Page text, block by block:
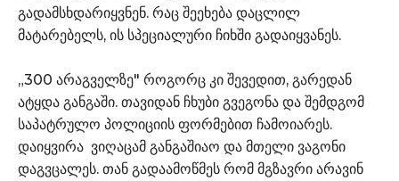
გადამსხდარიყვნენ. რაც შეეხება დაცლილ
მატარებელს, ის სპეციალური ჩიხში გადაიყვანეს.
„300 არაგველზე" როგორც კი შევედით, გარედან
ატყდა განგაში. თავიდან ჩხუბი გვეგონა და შემდგომ
საპატრულო პოლიციის ფორმებით ჩამოიარეს.
დაიყვირა ვიღაცამ განგაშიაო და მთელი ვაგონი
დაგვცალეს. თან გადაამოწმეს რომ მგზავრი არავინ